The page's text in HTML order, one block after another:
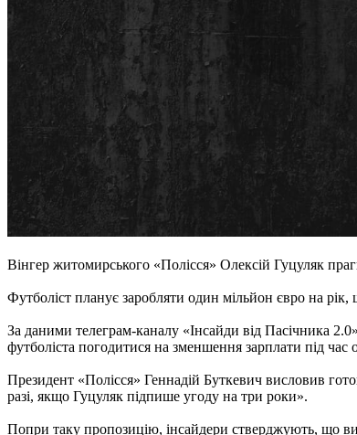
Вінгер житомирського «Полісся» Олексій Гуцуляк
Футболіст планує заробляти один мільйон євро на
За даними телеграм-каналу «Інсайди від Пасічника
футболіста погодитися на зменшення зарплати під час
Президент «Полісся» Геннадій Буткевич висловив
разі, якщо Гуцуляк підпише угоду на три роки».
Попри таку пропозицію, інсайдери стверджують, що